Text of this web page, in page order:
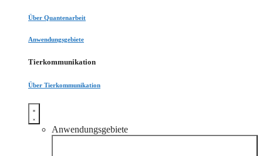
Über Quantenarbeit
Anwendungsgebiete
Tierkommunikation
Über Tierkommunikation
Anwendungsgebiete